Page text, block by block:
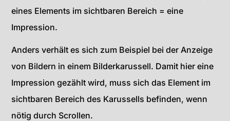
eines Elements im sichtbaren Bereich = eine
Impression.
Anders verhält es sich zum Beispiel bei der Anzeige
von Bildern in einem Bilderkarussell. Damit hier eine
Impression gezählt wird, muss sich das Element im
sichtbaren Bereich des Karussells befinden, wenn
nötig durch Scrollen.